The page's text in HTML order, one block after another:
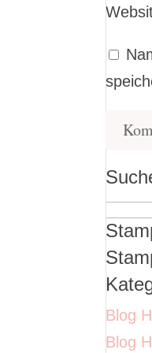
nach:
Blog
Blog